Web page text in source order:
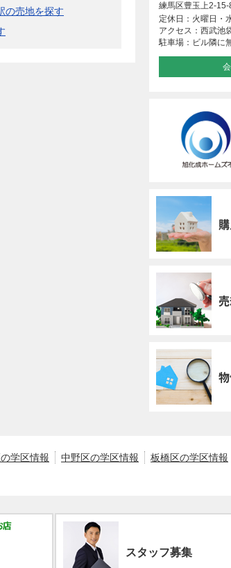
の売地を探す
練馬区豊玉上2-
定休日：火曜日・
アクセス：西武池
駐車場：ビル隣に
学区情報 中野区の学区情報 板橋区の学区情報
スタッフ募集